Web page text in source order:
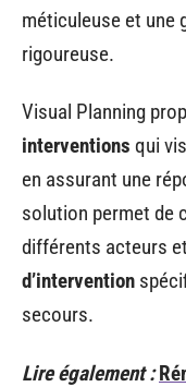
méticuleuse et une
rigoureuse.
Visual Planning
interventions qui
en assurant une
solution permet de
différents acteurs
d’intervention
secours.
Lire également :